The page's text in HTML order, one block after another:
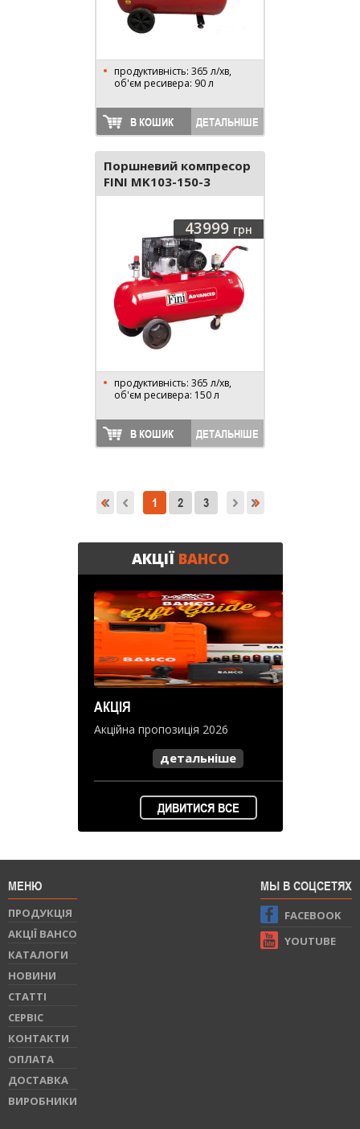
продуктивність: 365 л/хв,
об'єм ресивера: 90 л
В КОШИК ДЕТАЛЬНІШЕ
Поршневий компресор
FINI MK103-150-3
ADVANCED
43999 грн
продуктивність: 365 л/хв,
об'єм ресивера: 150 л
В КОШИК ДЕТАЛЬНІШЕ
1 2 3
АКЦІЇBAHCO
АКЦІЯ
Акційна пропозиція 2026
детальніше
ДИВИТИСЯ ВСЕ
МЕНЮ
ПРОДУКЦIЯ
АКЦІЇ BAHCO
КАТАЛОГИ
НОВИНИ
СТАТТI
СЕРВIС
КОНТАКТИ
ОПЛАТА
ДОСТАВКА
ВИРОБНИКИ
МЫ В СОЦСЕТЯХ
FACEBOOK
YOUTUBE